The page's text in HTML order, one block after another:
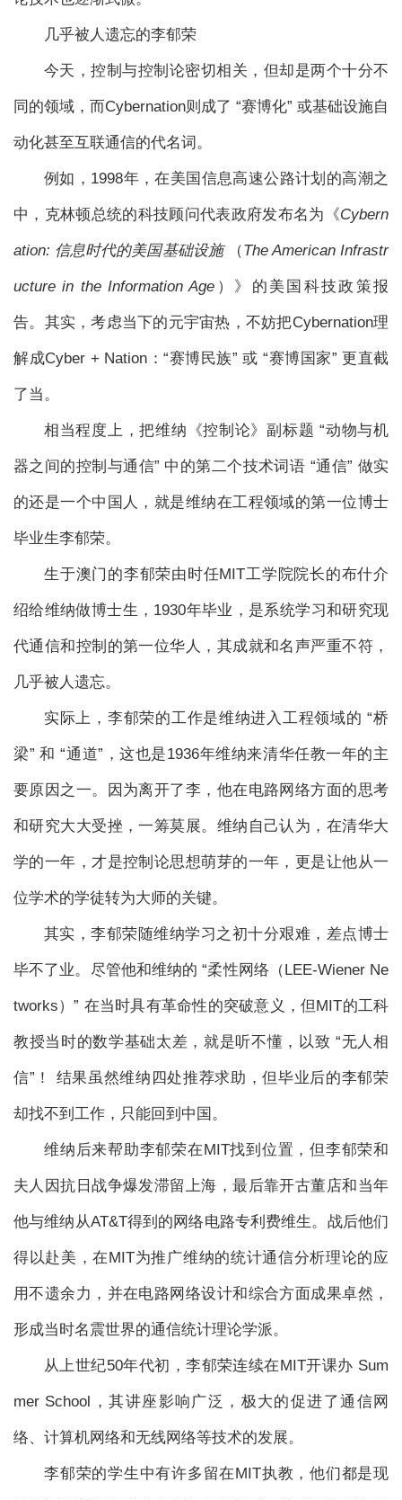
几乎被人遗忘的李郁荣
今天，控制与控制论密切相关，但却是两个十分不
同的领域，而Cybernation则成了 “赛博化” 或基础设施自
动化甚至互联通信的代名词。
例如，1998年，在美国信息高速公路计划的高潮之
中，克林顿总统的科技顾问代表政府发布名为《Cybern
ation: 信息时代的美国基础设施（The American Infrastr
ucture in the Information Age ）》的美国科技政策报
告。其实，考虑当下的元宇宙热，不妨把Cybernation理
解成Cyber + Nation：“赛博民族” 或 “赛博国家” 更直截
了当。
相当程度上，把维纳《控制论》副标题 “动物与机
器之间的控制与通信” 中的第二个技术词语 “通信” 做实
的还是一个中国人，就是维纳在工程领域的第一位博士
毕业生李郁荣。
生于澳门的李郁荣由时任MIT工学院院长的布什介
绍给维纳做博士生，1930年毕业，是系统学习和研究现
代通信和控制的第一位华人，其成就和名声严重不符，
几乎被人遗忘。
实际上，李郁荣的工作是维纳进入工程领域的 “桥
梁” 和 “通道”，这也是1936年维纳来清华任教一年的主
要原因之一。因为离开了李，他在电路网络方面的思考
和研究大大受挫，一筹莫展。维纳自己认为，在清华大
学的一年，才是控制论思想萌芽的一年，更是让他从一
位学术的学徒转为大师的关键。
其实，李郁荣随维纳学习之初十分艰难，差点博士
毕不了业。尽管他和维纳的 “柔性网络（LEE-Wiener Ne
tworks）” 在当时具有革命性的突破意义，但MIT的工科
教授当时的数学基础太差，就是听不懂，以致 “无人相
信”！ 结果虽然维纳四处推荐求助，但毕业后的李郁荣
却找不到工作，只能回到中国。
维纳后来帮助李郁荣在MIT找到位置，但李郁荣和
夫人因抗日战争爆发滞留上海，最后靠开古董店和当年
他与维纳从AT&T得到的网络电路专利费维生。战后他们
得以赴美，在MIT为推广维纳的统计通信分析理论的应
用不遗余力，并在电路网络设计和综合方面成果卓然，
形成当时名震世界的通信统计理论学派。
从上世纪50年代初，李郁荣连续在MIT开课办 Sum
mer School，其讲座影响广泛，极大的促进了通信网
络、计算机网络和无线网络等技术的发展。
李郁荣的学生中有许多留在MIT执教，他们都是现